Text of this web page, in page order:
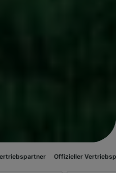
Offizieller Vertriebspartner